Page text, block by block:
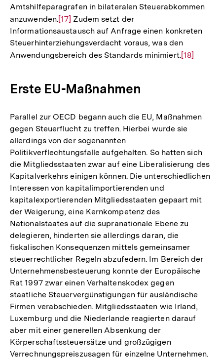
Amtshilfeparagrafen in bilateralen Steuerabkommen
anzuwenden.Zur
Auflösung
der
Fußnote
[17] Zudem setzt der
Informationsaustausch auf Anfrage einen konkreten
Steuerhinterziehungsverdacht voraus, was den
Anwendungsbereich des Standards minimiert.Zur
[18]
Erste EU-Maßnahmen
Parallel zur OECD begann auch die EU, Maßnahmen
gegen Steuerflucht zu treffen. Hierbei wurde sie
allerdings von der sogenannten
Politikverflechtungsfalle aufgehalten. So hatten sich
die Mitgliedsstaaten zwar auf eine Liberalisierung des
Kapitalverkehrs einigen können. Die unterschiedlichen
Interessen von kapitalimportierenden und
kapitalexportierenden Mitgliedsstaaten gepaart mit
der Weigerung, eine Kernkompetenz des
Nationalstaates auf die supranationale Ebene zu
delegieren, hinderten sie allerdings daran, die
fiskalischen Konsequenzen mittels gemeinsamer
steuerrechtlicher Regeln abzufedern. Im Bereich der
Unternehmensbesteuerung konnte der Europäische
Rat 1997 zwar einen Verhaltenskodex gegen
staatliche Steuervergünstigungen für ausländische
Firmen verabschieden. Mitgliedsstaaten wie Irland,
Luxemburg und die Niederlande reagierten darauf
aber mit einer generellen Absenkung der
Körperschaftssteuersätze und großzügigen
Verrechnungspreiszusagen für einzelne Unternehmen.